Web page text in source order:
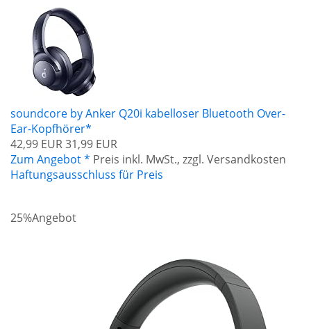
soundcore by Anker Q20i kabelloser Bluetooth Over-
Ear-Kopfhörer*
42,99 EUR31,99 EUR
Zum Angebot * Preis inkl. MwSt., zzgl. Versandkosten
Haftungsausschluss für Preis
25%Angebot